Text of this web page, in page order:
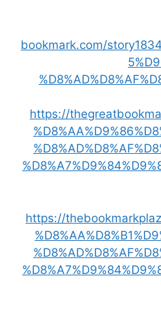
bookmark.com/
https://
https://